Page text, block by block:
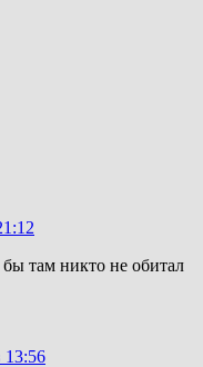
там никто не обитал
13:56